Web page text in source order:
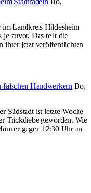
Stadtradeln Do,
im Landkreis Hildesheim
je zuvor. Das teilt die
ihrer jetzt veröffentlichten
Handwerkern Do,
Südstadt ist letzte Woche
Trickdiebe geworden. Wie
gegen 12:30 Uhr an